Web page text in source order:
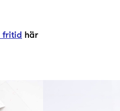
fritid här